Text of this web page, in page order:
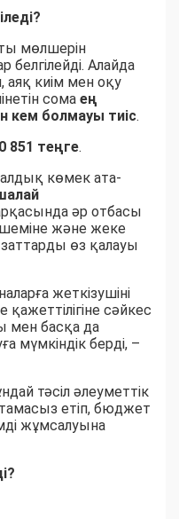
мөлшерін
белгілейді. Алайда
аяқ киім мен оқу
сома ең
кем болмауы тиіс.
851 теңге.
көмек ата-
әр отбасы
және жеке
заттарды өз қалауы
жеткізушіні
сәйкес
мен басқа да
мүмкіндік берді, –
тәсіл әлеуметтік
етіп, бюджет
жұмсалуына